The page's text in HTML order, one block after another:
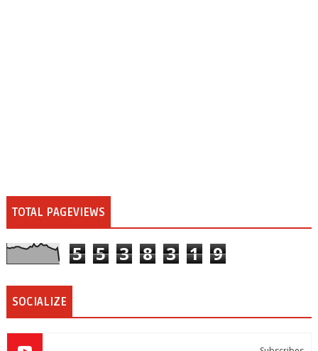
TOTAL PAGEVIEWS
5 5 3 8 3 1 9
SOCIALIZE